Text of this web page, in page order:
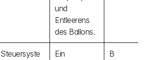
und
Entleerens
des Ballons.
Steuersyste
Ein
B